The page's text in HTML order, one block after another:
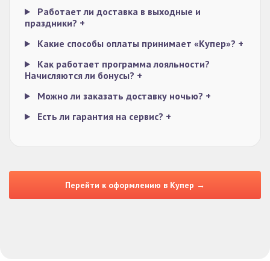
Работает ли доставка в выходные и
праздники? +
Какие способы оплаты принимает «Купер»? +
Как работает программа лояльности?
Начисляются ли бонусы? +
Можно ли заказать доставку ночью? +
Есть ли гарантия на сервис? +
Перейти к оформлению в Купер →